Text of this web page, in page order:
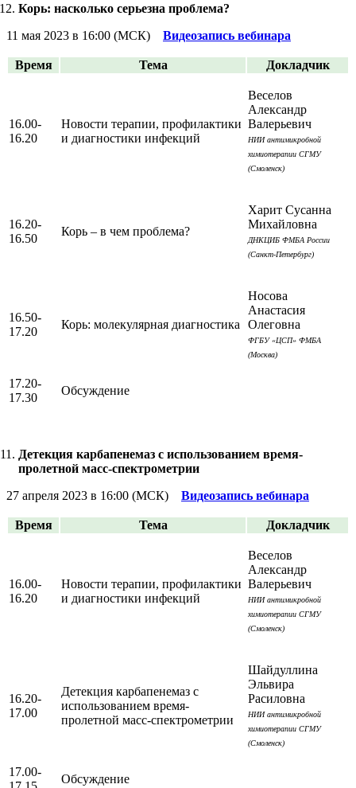
Корь: насколько серьезна проблема?
11 мая 2023 в 16:00 (МСК) Видеозапись вебинара
Время Тема Докладчик
16.00-
16.20
Новости терапии, профилактики
и диагностики инфекций
Веселов
Александр
Валерьевич
НИИ антимикробной
химиотерапии СГМУ
(Смоленск)
16.20-
16.50
Корь – в чем проблема?
Харит Сусанна
Михайловна
ДНКЦИБ ФМБА России
(Санкт-Петербург)
16.50-
17.20
Корь: молекулярная диагностика
Носова
Анастасия
Олеговна
ФГБУ «ЦСП» ФМБА
(Москва)
17.20-
17.30
Обсуждение
Детекция карбапенемаз с использованием время-
пролетной масс-спектрометрии
27 апреля 2023 в 16:00 (МСК) Видеозапись вебинара
Время Тема Докладчик
16.00-
16.20
Новости терапии, профилактики
и диагностики инфекций
Веселов
Александр
Валерьевич
НИИ антимикробной
химиотерапии СГМУ
(Смоленск)
16.20-
17.00
Детекция карбапенемаз с
использованием время-
пролетной масс-спектрометрии
Шайдуллина
Эльвира
Расиловна
НИИ антимикробной
химиотерапии СГМУ
(Смоленск)
17.00-
Обсуждение